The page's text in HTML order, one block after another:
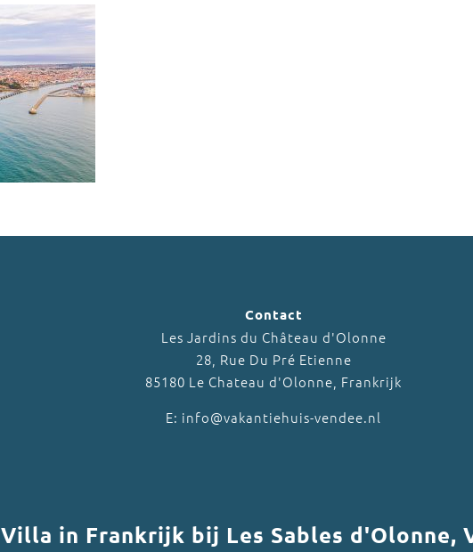
Contact
Les Jardins du Château d'Olonne
28, Rue Du Pré Etienne
85180 Le Chateau d'Olonne, Frankrijk
E: info@vakantiehuis-vendee.nl
Villa in Frankrijk bij Les Sables d'Olonne,